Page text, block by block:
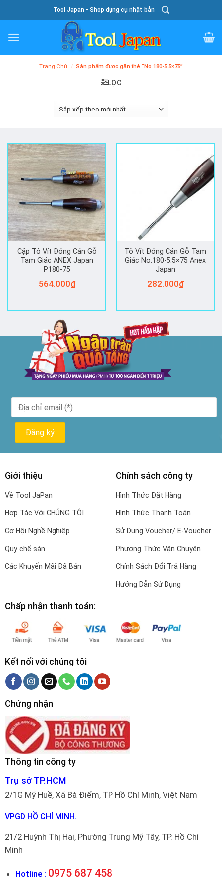
To
Content
Tool Japan - Shop dụng cụ nhật bản
Trang Chủ / Sản phẩm được gắn thẻ “No.180-5.5×75”
LỌC
Cặp Tô Vít Đóng Cán Gỗ
Tam Giác ANEX Japan
P180-75
564.000₫
Tô Vít Đóng Cán Gỗ Tam
Giác No.180-5.5×75 Anex
Japan
282.000₫
Giới thiệu
Về Tool JaPan
Hợp Tác Với CHÚNG TÔI
Cơ Hội Nghề Nghiệp
Quy chế sàn
Các Khuyến Mãi Đã Bán
Chính sách công ty
Hình Thức Đặt Hàng
Hình Thức Thanh Toán
Sử Dụng Voucher/ E-Voucher
Phương Thức Vận Chuyên
Chính Sách Đổi Trả Hàng
Hướng Dẫn Sử Dụng
Chấp nhận thanh toán:
Kết nối với chúng tôi
Chứng nhận
Thông tin công ty
Trụ sở TP.HCM
2/1G Mỹ Huề, Xã Bà Điểm, TP Hồ Chí Minh, Việt Nam
VPGD HỒ CHÍ MINH.
21/2 Huỳnh Thị Hai, Phường Trung Mỹ Tây, TP. Hồ Chí
Minh
Hotline : 0975 687 458